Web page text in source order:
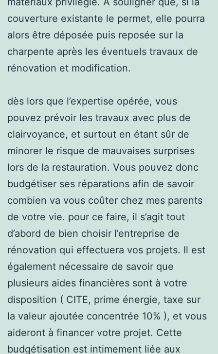
couverture existante le permet, elle pourra
alors être déposée puis reposée sur la
charpente après les éventuels travaux de
rénovation et modification.
dès lors que l’expertise opérée, vous
pouvez prévoir les travaux avec plus de
clairvoyance, et surtout en étant sûr de
minorer le risque de mauvaises surprises
lors de la restauration. Vous pouvez donc
budgétiser ses réparations afin de savoir
combien va vous coûter chez mes parents
de votre vie. pour ce faire, il s’agit tout
d’abord de bien choisir l’entreprise de
rénovation qui effectuera vos projets. Il est
également nécessaire de savoir que
plusieurs aides financières sont à votre
disposition ( CITE, prime énergie, taxe sur
la valeur ajoutée concentrée 10% ), et vous
aideront à financer votre projet. Cette
budgétisation est intimement liée aux